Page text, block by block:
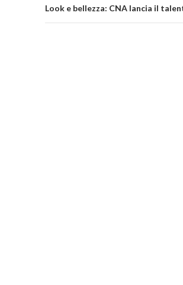
Look e bellezza: CNA lancia il